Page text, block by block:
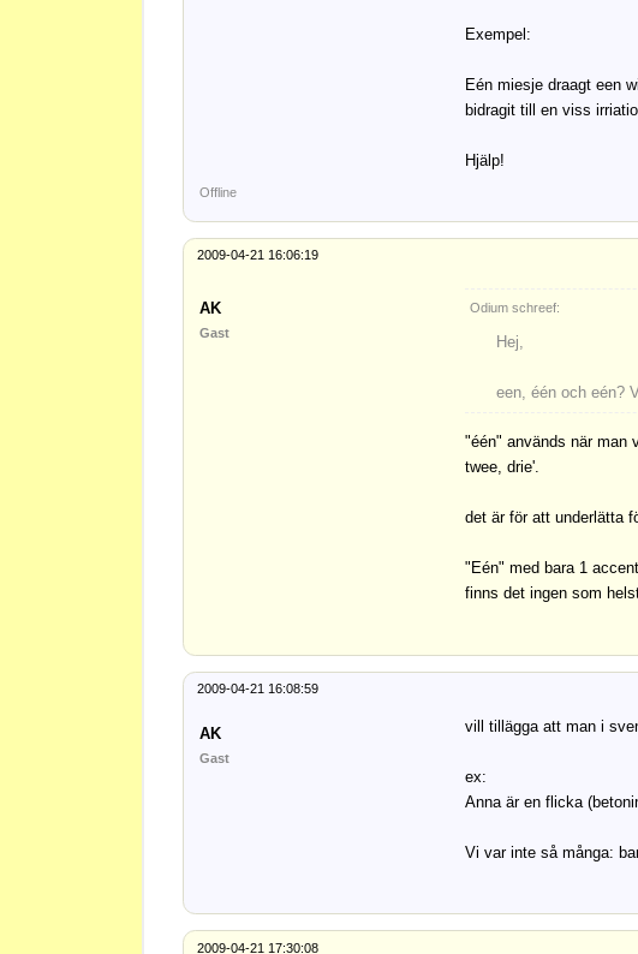
Exempel:
Eén miesje draagt een
bidragit till en viss
Hjälp!
Offline
2009-04-21 16:06:19
AK
Gast
Odium schreef:
Hej,
een, één och eén?
"één" används när man
twee, drie'.
det är för att underlätta
"Eén" med bara 1
finns det ingen som
2009-04-21 16:08:59
AK
Gast
vill tillägga att man i
ex:
Anna är en flicka
Vi var inte så många:
2009-04-21 17:30:08